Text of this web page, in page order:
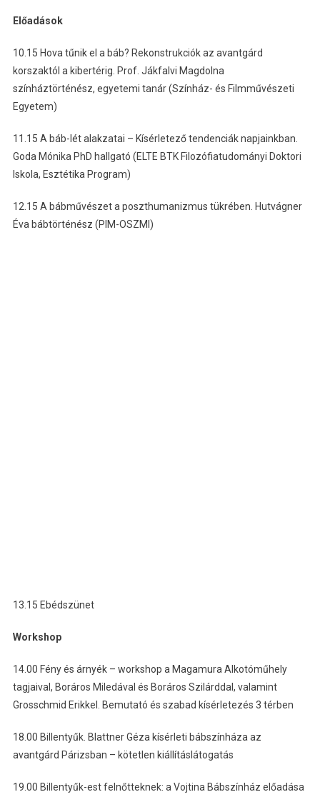
Előadások
10.15 Hova tűnik el a báb? Rekonstrukciók az avantgárd
korszaktól a kibertérig. Prof. Jákfalvi Magdolna
színháztörténész, egyetemi tanár (Színház- és Filmművészeti
Egyetem)
11.15 A báb-lét alakzatai – Kísérletező tendenciák napjainkban.
Goda Mónika PhD hallgató (ELTE BTK Filozófiatudományi Doktori
Iskola, Esztétika Program)
12.15 A bábművészet a poszthumanizmus tükrében. Hutvágner
Éva bábtörténész (PIM-OSZMI)
13.15 Ebédszünet
Workshop
14.00 Fény és árnyék – workshop a Magamura Alkotóműhely
tagjaival, Boráros Miledával és Boráros Szilárddal, valamint
Grosschmid Erikkel. Bemutató és szabad kísérletezés 3 térben
18.00 Billentyűk. Blattner Géza kísérleti bábszínháza az
avantgárd Párizsban – kötetlen kiállításlátogatás
19.00 Billentyűk-est felnőtteknek: a Vojtina Bábszínház előadása